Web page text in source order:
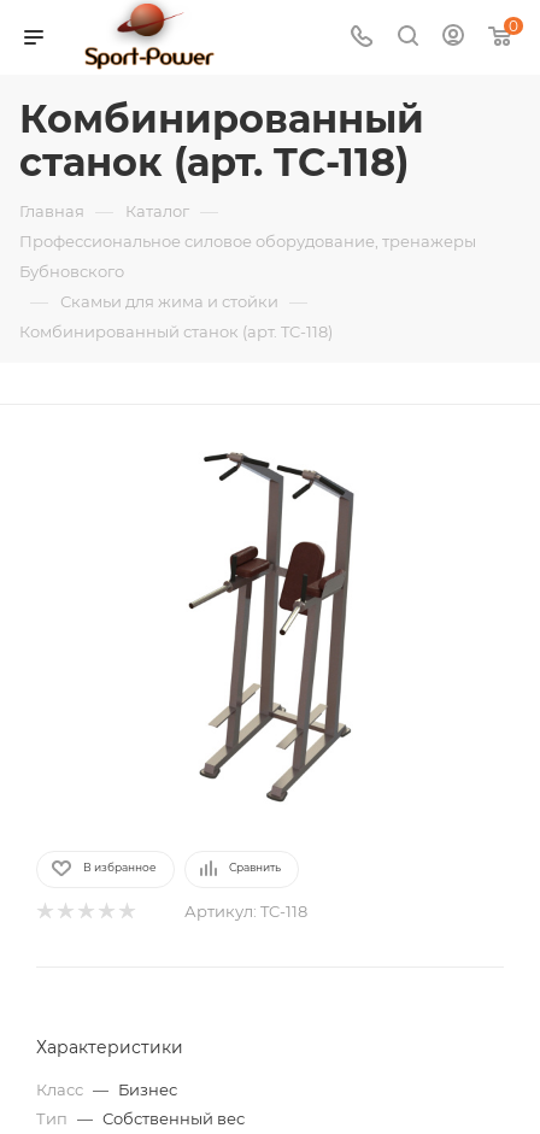
0
Комбинированный
станок (арт. TC-118)
Главная — Каталог —
Профессиональное силовое оборудование, тренажеры
Бубновского
— Скамьи для жима и стойки —
Комбинированный станок (арт. TC-118)
В избранное Сравнить
Артикул: TC-118
Характеристики
Класс — Бизнес
Тип — Собственный вес